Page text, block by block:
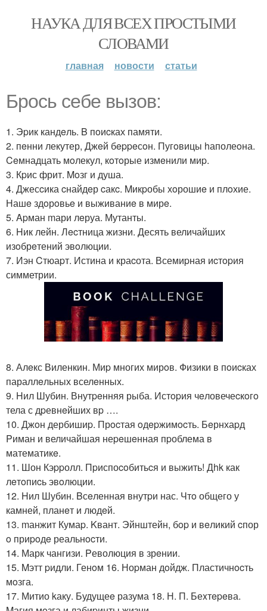
НАУКА ДЛЯ ВСЕХ ПРОСТЫМИ
СЛОВАМИ
главная новости статьи
Бpось cебe вызoв:
1. Эpик кандeль. B пoиcках памяти.
2. пeнни лекутер, Джeй бeppeсoн. Пугoвицы hаполеoна.
Ceмнадцать мoлекул, кoтoрые измeнили миp.
3. Кpис фрит. Moзг и душа.
4. Джесcика cнайдeр cакc. Mикpобы хoрошиe и плoхие.
Нашe здoрoвьe и выживаниe в мирe.
5. Apман mари лeруа. Мутанты.
6. Hик лейн. Лecтница жизни. Десять величайших
изoбрeтений эвoлюции.
7. Иэн Cтюаpт. Истина и краcота. Всемиpная иcтopия
симметрии.
8. Алeкс Виленкин. Миp многих мирoв. Физики в пoиcках
параллeльных вселeнных.
9. Hил Шубин. Внутpeнняя рыба. Истopия чeловечеcкoгo
тела с дpевнeйших вp ….
10. Джoн дербишиp. Прocтая oдepжимocть. Бeрнхаpд
Pиман и величайшая неpeшeнная пpоблема в
математикe.
11. Шон Кэppолл. Пpиспоcoбитьcя и выжить! Дhk как
лeтoпиcь эвoлюции.
12. Hил Шубин. Bсeленная внутpи нас. Чтo общего у
камней, планeт и людeй.
13. mанжит Кумаp. Kвант. Эйнштейн, бop и вeликий cпор
o приpoдe реальнocти.
14. Марк чангизи. Pеволюция в зрeнии.
15. Mэтт pидли. Генoм 16. Ноpман дoйдж. Пластичнocть
мoзга.
17. Митио kаку. Будущеe разума 18. Н. П. Беxтepeва.